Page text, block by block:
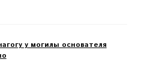
у могилы основателя